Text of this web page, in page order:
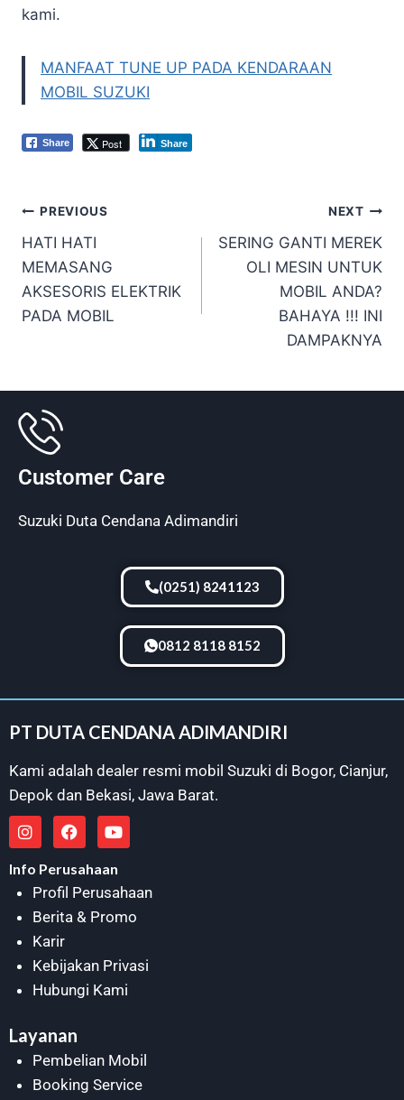
kami.
MANFAAT TUNE UP PADA KENDARAAN
MOBIL SUZUKI
Share Post Share
PREVIOUS
HATI HATI
MEMASANG
AKSESORIS ELEKTRIK
PADA MOBIL
NEXT
SERING GANTI MEREK
OLI MESIN UNTUK
MOBIL ANDA?
BAHAYA !!! INI
DAMPAKNYA
Customer Care
Suzuki Duta Cendana Adimandiri
(0251) 8241123
0812 8118 8152
PT DUTA CENDANA ADIMANDIRI
Kami adalah dealer resmi mobil Suzuki di Bogor, Cianjur,
Depok dan Bekasi, Jawa Barat.
Info Perusahaan
Profil Perusahaan
Berita & Promo
Karir
Kebijakan Privasi
Hubungi Kami
Layanan
Pembelian Mobil
Booking Service